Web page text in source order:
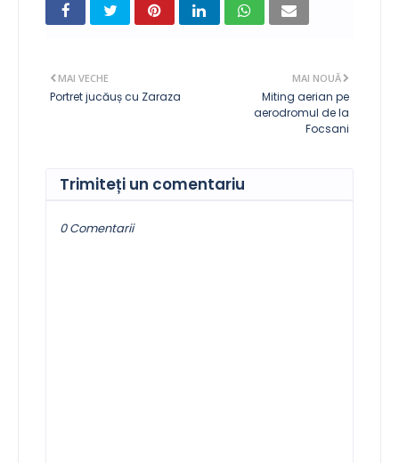
MAI NOUĂ
Miting aerian pe
aerodromul de la
Focsani
MAI VECHE
Portret jucăuș cu Zaraza
Trimiteți un comentariu
0 Comentarii